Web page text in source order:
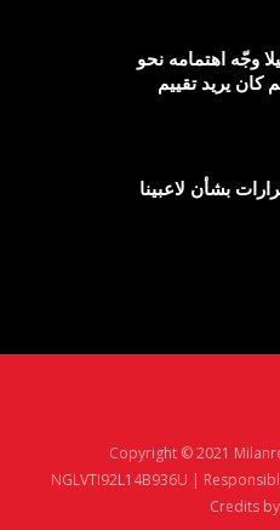
وجّه اهتمامه نحو
كان يريد تقييم
بشأن لاعبينا
Copyright © 2021
NGLVTI92L14B936U |
Credits